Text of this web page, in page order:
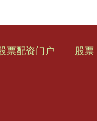
票配资门户
股票